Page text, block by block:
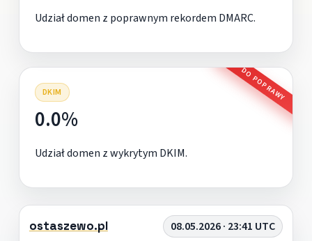
Udział domen z poprawnym rekordem DMARC.
DKIM DO POPRAWY
0.0%
Udział domen z wykrytym DKIM.
ostaszewo.pl 08.05.2026 · 23:41 UTC